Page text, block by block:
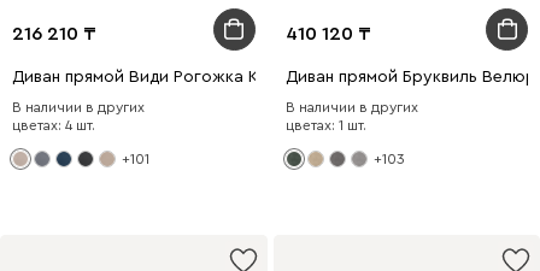
216 210
Диван прямой Види Рогожка Кремовый
В наличии в других
цветах: 4 шт.
+101
410 120
Диван прямой Бруквиль
В наличии в других
цветах: 1 шт.
+103